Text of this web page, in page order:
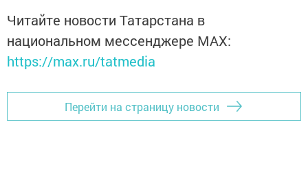
Читайте новости Татарстана в
национальном мессенджере MАХ:
https://max.ru/tatmedia
Перейти на страницу новости